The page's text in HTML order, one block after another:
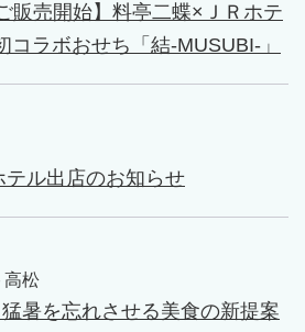
販売開始】料亭二蝶×ＪＲホテ
コラボおせち「結-MUSUBI-」
ル出店のお知らせ
高松
猛暑を忘れさせる美食の新提案